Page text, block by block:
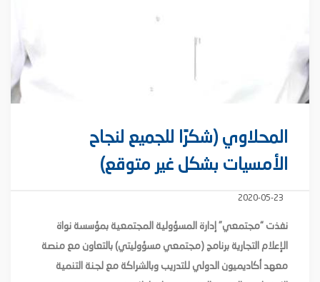
المحلاوي (شكرًا للجميع لنجاح
الأمسيات بشكل غير متوقع)
2020-05-23
نفذت “مجتمعي” إدارة المسؤولية المجتمعية بمؤسسة نواة
الإعلام التجارية برنامج (مجتمعي مسؤوليتي) بالتعاون مع منصة
معهد أكاديميون الدولي للتدريب وبالشراكة مع لجنة التنمية